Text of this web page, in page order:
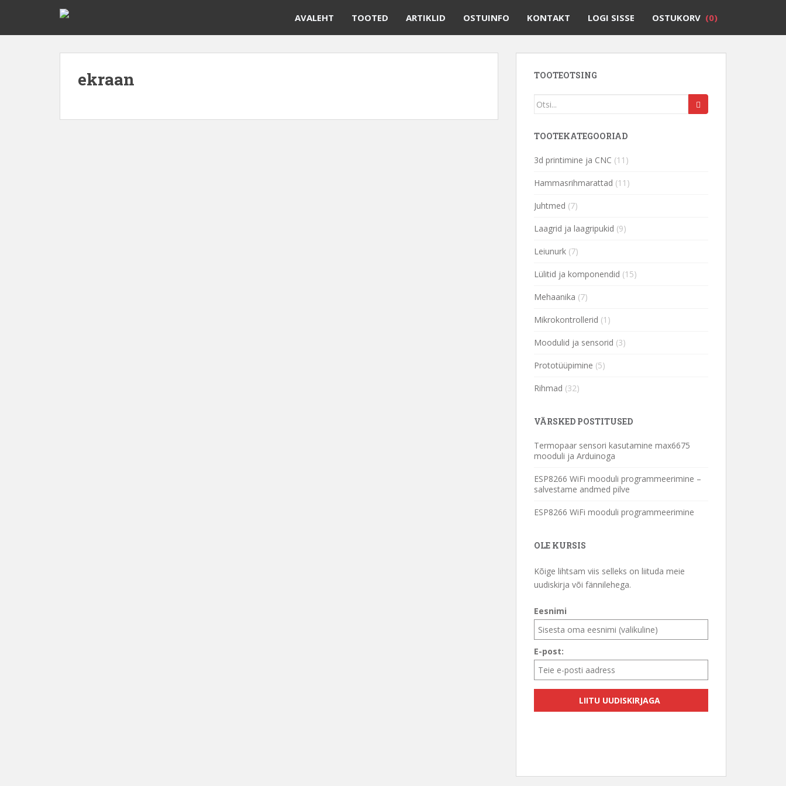
AVALEHT TOOTED ARTIKLID OSTUINFO KONTAKT LOGI SISSE OSTUKORV (0)
ekraan TOOTEOTSING
TOOTEKATEGOORIAD
3d printimine ja CNC (11)
Hammasrihmarattad (11)
Juhtmed (7)
Laagrid ja laagripukid (9)
Leiunurk (7)
Lülitid ja komponendid (15)
Mehaanika (7)
Mikrokontrollerid (1)
Moodulid ja sensorid (3)
Prototüüpimine (5)
Rihmad (32)
VÄRSKED POSTITUSED
Termopaar sensori kasutamine max6675
mooduli ja Arduinoga
ESP8266 WiFi mooduli programmeerimine –
salvestame andmed pilve
ESP8266 WiFi mooduli programmeerimine
OLE KURSIS
Kõige lihtsam viis selleks on liituda meie
uudiskirja või fännilehega.
Eesnimi
E-post: